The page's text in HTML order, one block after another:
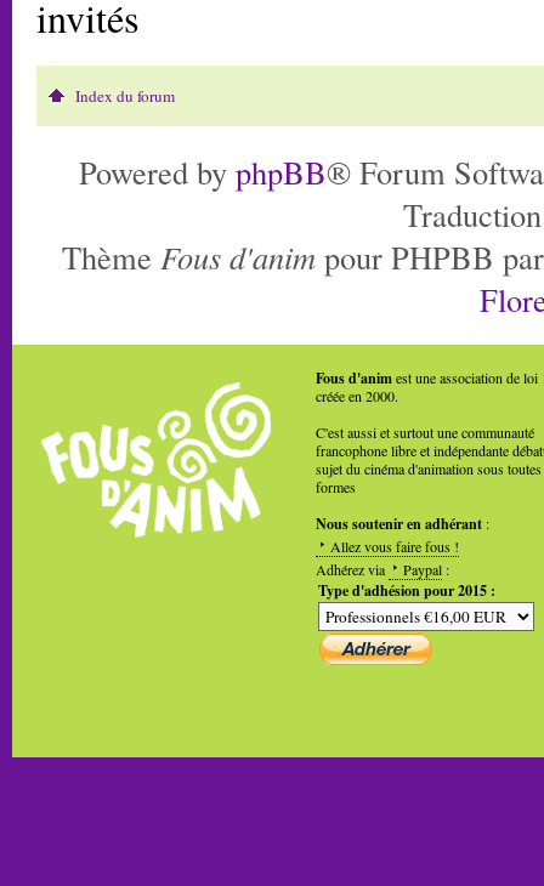
invités
Index du forum
Powered by phpBB® Forum
Thème Fous d'anim pour PHPBB
Fous d'animest une association de loi
créée en 2000.
C'est aussi et surtout une communauté
francophone libre et indépendante
sujet du cinéma d'animation sous toutes
formes
Nous soutenir en adhérant :
Allez vous faire fous !
Adhérez via
Paypal :
Type d'adhésion pour 2015 :